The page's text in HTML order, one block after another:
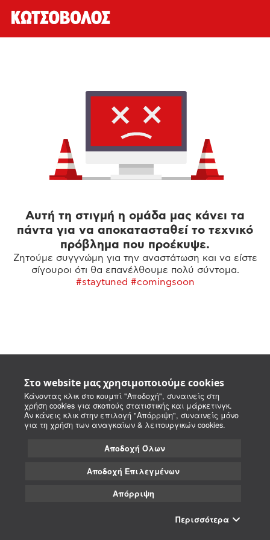
Στο website μας χρησιμοποιούμε cookies
Κάνοντας κλικ στο κουμπί "Αποδοχή", συναινείς στη
χρήση cookies για σκοπούς στατιστικής και μάρκετινγκ.
Αν κάνεις κλικ στην επιλογή "Απόρριψη", συναινείς μόνο
για τη χρήση των αναγκαίων & λειτουργικών cookies.
Αποδοχή Όλων
Αποδοχή Επιλεγμένων
Απόρριψη
Περισσότερα
Αυτή τη στιγμή η ομάδα μας κάνει τα
πάντα για να αποκατασταθεί το τεχνικό
πρόβλημα που προέκυψε.
Ζητούμε συγγνώμη για την αναστάτωση και να είστε
σίγουροι ότι θα επανέλθουμε πολύ σύντομα.
#staytuned #comingsoon